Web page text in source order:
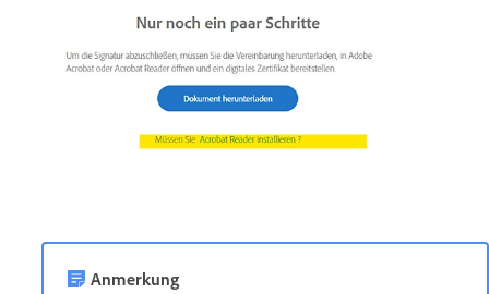
Anmerkung